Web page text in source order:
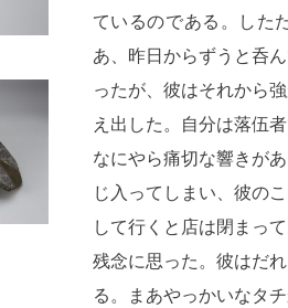
ているのである。した
あ、昨日からずうと呑
ったが、彼はそれから
え出した。自分は落伍
なにやら痛切な響きが
じ入ってしまい、彼の
して行くと店は閉まっ
残念に思った。彼はだ
る。まあやっかいなタチ